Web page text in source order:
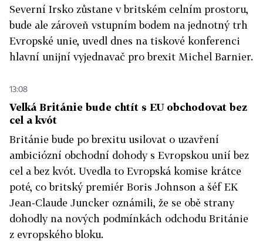
Severní Irsko zůstane v britském celním prostoru,
bude ale zároveň vstupním bodem na jednotný trh
Evropské unie, uvedl dnes na tiskové konferenci
hlavní unijní vyjednavač pro brexit Michel Barnier.
13:08
Velká Británie bude chtít s EU obchodovat bez
cel a kvót
Británie bude po brexitu usilovat o uzavření
ambiciózní obchodní dohody s Evropskou unií bez
cel a bez kvót. Uvedla to Evropská komise krátce
poté, co britský premiér Boris Johnson a šéf EK
Jean-Claude Juncker oznámili, že se obě strany
dohodly na nových podmínkách odchodu Británie
z evropského bloku.